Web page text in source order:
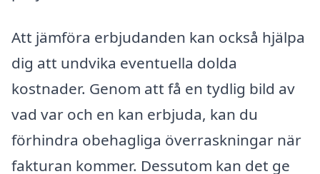
Att jämföra erbjudanden kan också hjälpa
dig att undvika eventuella dolda
kostnader. Genom att få en tydlig bild av
vad var och en kan erbjuda, kan du
förhindra obehagliga överraskningar när
fakturan kommer. Dessutom kan det ge